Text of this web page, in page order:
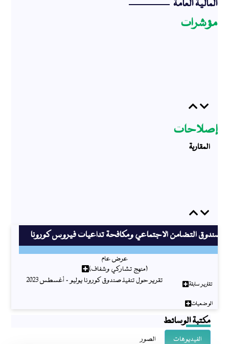
المالية العامة
مؤشرات
Previous
إصلاحات
المقاربة
Previous
صندوق التضامن الاجتماعي ومكافحة تداعيات فيروس كورونا
عرض عام
(منهج تشاركي وشفاف)
تقارير سابقة تقرير حول تنفيذ صندوق كورونا يوليو - أغسطس 2023
الوضعيات
مكتبة الوسائط
الفيديوهات الصور